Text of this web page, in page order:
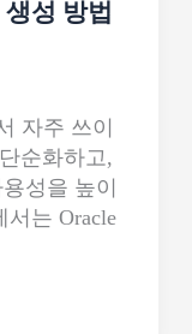
성 방법
자주 쓰이
순화하고,
성을 높이
는 Oracle